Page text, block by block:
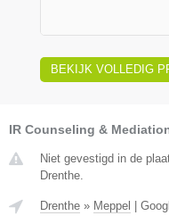
BEKIJK VOLLEDIG
IR Counseling &
Niet gevestigd in de
Drenthe.
Drenthe » Meppel